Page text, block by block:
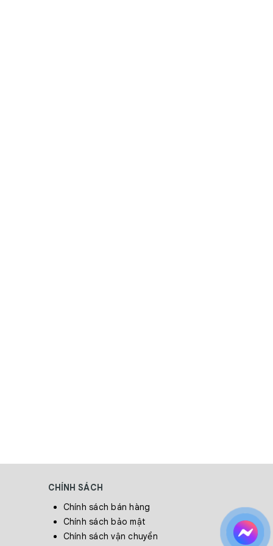
CHÍNH SÁCH
Chính sách bán hàng
Chính sách bảo mật
Chính sách vận chuyển